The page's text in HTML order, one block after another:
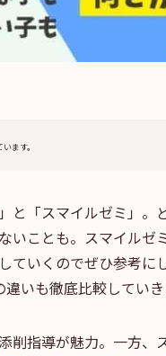
ます。
と「スマイルゼミ」。
いことも。スマイルゼ
いくのでぜひ参考に
いも徹底比較していき
削指導が魅力。一方、